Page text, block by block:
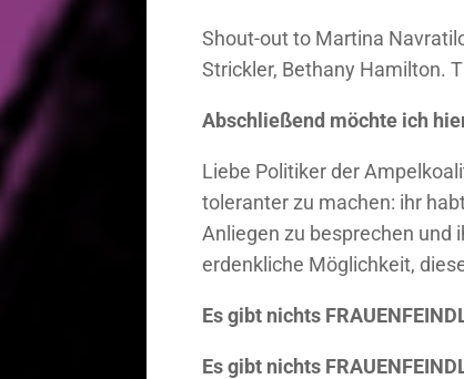
Shout-out to Martina
Strickler, Bethany Hamilton.
Abschließend möchte ich
Liebe Politiker der
toleranter zu machen: ihr
Anliegen zu besprechen und
erdenkliche Möglichkeit,
Es gibt nichts
Es gibt nichts